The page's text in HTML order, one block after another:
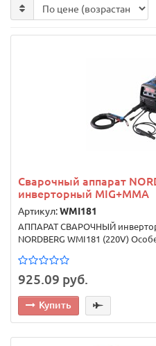
Сварочный аппарат
инверторный MIG+MMA
Артикул:WMI181
АППАРАТ СВАРОЧНЫЙ
NORDBERG WMI181 (220V)
925.09 руб.
Купить